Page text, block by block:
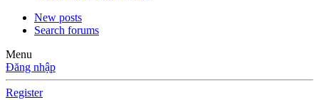
New posts
Search forums
Menu
Đăng nhập
Register